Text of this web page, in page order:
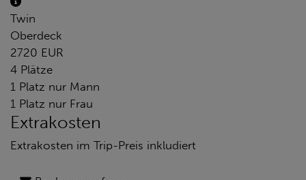
Twin
Oberdeck
2720 EUR
4 Plätze
1 Platz nur Mann
1 Platz nur Frau
Extrakosten
Extrakosten im Trip-Preis inkludiert